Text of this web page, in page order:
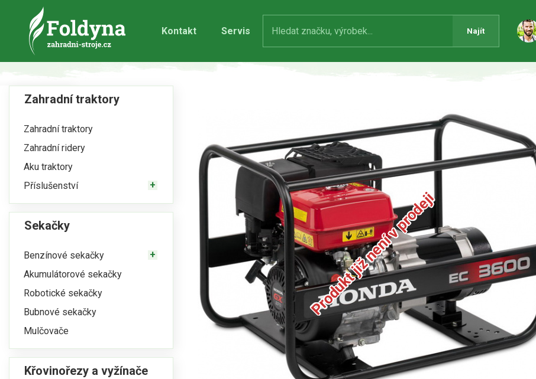
Kontakt Servis Najít
Zahradní traktory
Zahradní traktory
Zahradní ridery
Aku traktory
Příslušenství
Sekačky
Benzínové sekačky
Akumulátorové sekačky
Robotické sekačky
Bubnové sekačky
Mulčovače
Křovinořezy a vyžínače
Produkt již není v prodeji